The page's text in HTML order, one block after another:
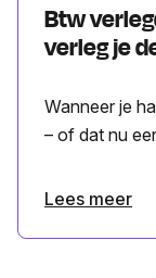
Btw
verleg je
Wanneer je
– of dat nu
Lees meer